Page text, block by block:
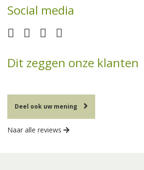
Social media
Dit zeggen onze klanten
Deel ook uw mening
Naar alle reviews